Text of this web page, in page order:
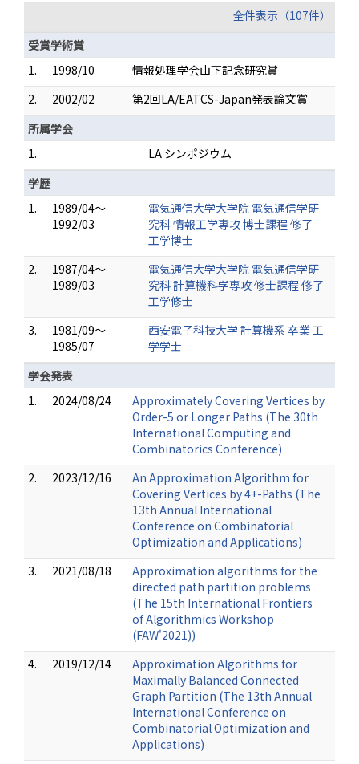
全件表示（107件）
受賞学術賞
1.
1998/10
情報処理学会山下記念研究賞
2.
2002/02
第2回LA/EATCS-Japan発表論文賞
所属学会
1.
LA シンポジウム
学歴
1.
1989/04～
1992/03
電気通信大学大学院 電気通信学研
究科 情報工学専攻 博士課程 修了
工学博士
2.
1987/04～
1989/03
電気通信大学大学院 電気通信学研
究科 計算機科学専攻 修士課程 修了
工学修士
3.
1981/09～
1985/07
西安電子科技大学 計算機系 卒業 工
学学士
学会発表
1.
2024/08/24
Approximately Covering Vertices by
Order-5 or Longer Paths (The 30th
International Computing and
Combinatorics Conference)
2.
2023/12/16
An Approximation Algorithm for
Covering Vertices by 4+-Paths (The
13th Annual International
Conference on Combinatorial
Optimization and Applications)
3.
2021/08/18
Approximation algorithms for the
directed path partition problems
(The 15th International Frontiers
of Algorithmics Workshop
(FAW'2021))
4.
2019/12/14
Approximation Algorithms for
Maximally Balanced Connected
Graph Partition (The 13th Annual
International Conference on
Combinatorial Optimization and
Applications)